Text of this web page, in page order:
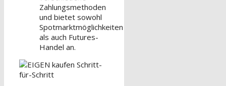
Zahlungsmethoden
und bietet sowohl
Spotmarktmöglichkeiten
als auch Futures-
Handel an.